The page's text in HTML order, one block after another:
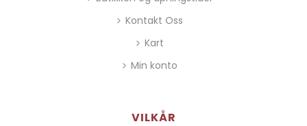
Kontakt Oss
Kart
Min konto
VILKÅR